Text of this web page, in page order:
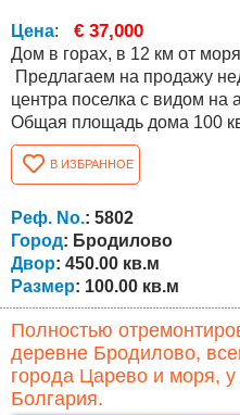
Цена: € 37,000
Дом в горах, в 12 км от
Предлагаем на продажу
центра поселка с видом на
Общая площадь дома 100 кв.м . Он
цокольного этажа из трех
состоящего из вестибюля
на электричество и воду. Двор ровный, площадью 450
кв.м., НО ЕСТЬ
КВ.М. у
В ИЗБРАННОЕ
Реф. No.: 5802
Город: Бродилово
Двор: 450.00 кв.м
Размер: 100.00 кв.м
Полностью
деревне Бродилово,
города Царево и моря,
Болгария.